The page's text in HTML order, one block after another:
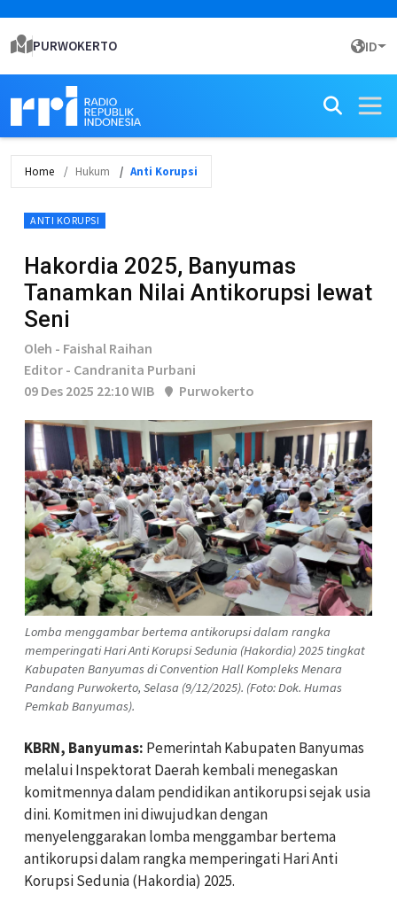
PURWOKERTO ID
Home Hukum Anti Korupsi
ANTI KORUPSI
Hakordia 2025, Banyumas
Tanamkan Nilai Antikorupsi lewat
Seni
Oleh - Faishal Raihan
Editor - Candranita Purbani
09 Des 2025 22:10 WIB
Purwokerto
Lomba menggambar bertema antikorupsi dalam rangka
memperingati Hari Anti Korupsi Sedunia (Hakordia) 2025 tingkat
Kabupaten Banyumas di Convention Hall Kompleks Menara
Pandang Purwokerto, Selasa (9/12/2025). (Foto: Dok. Humas
Pemkab Banyumas).
KBRN, Banyumas: Pemerintah Kabupaten Banyumas
melalui Inspektorat Daerah kembali menegaskan
komitmennya dalam pendidikan antikorupsi sejak usia
dini. Komitmen ini diwujudkan dengan
menyelenggarakan lomba menggambar bertema
antikorupsi dalam rangka memperingati Hari Anti
Korupsi Sedunia (Hakordia) 2025.